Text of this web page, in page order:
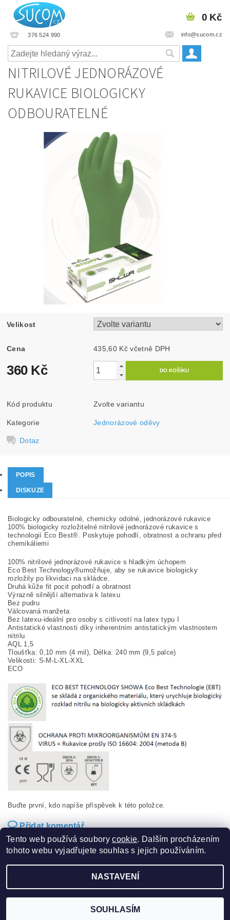
376 524 990 info@sucom.cz
0 Kč
NITRILOVÉ JEDNORÁZOVÉ
RUKAVICE BIOLOGICKY
ODBOURATELNÉ
Velikost
Cena 435,60 Kč včetně DPH
360 Kč
Kód produktu Zvolte variantu
Kategorie Jednorázové oděvy
Dotaz
POPIS
DISKUZE
Biologicky odbouratelné, chemicky odolné, jednorázové rukavice
100% biologicky rozložitelné nitrilové jednorázové rukavice s
technologií Eco Best®. Poskytuje pohodlí, obratnost a ochranu před
chemikáliemi
100% nitrilové jednorázové rukavice s hladkým úchopem
Eco Best Technology®umožňuje, aby se rukavice biologicky
rozložily po likvidaci na skládce.
Druhá kůže fit pocit pohodlí a obratnost
Výrazně silnější alternativa k latexu
Bez pudru
Válcovaná manžeta
Bez latexu-ideální pro osoby s citlivostí na latex typu I
Antistatické vlastnosti díky inherentním antistatickým vlastnostem
nitrilu
AQL 1,5
Tloušťka: 0,10 mm (4 mil), Délka: 240 mm (9,5 palce)
Velikosti: S-M-L-XL-XXL
ECO
Buďte první, kdo napíše příspěvek k této položce.
Přidat komentář
2026 ©Sucom production s.r.o., všechna práva vyhrazena
Vytvořil Shoptet
Tento web používá souborycookie. Dalším procházením
tohoto webu vyjadřujete souhlas s jejich používáním.
NASTAVENÍ
SOUHLASÍM